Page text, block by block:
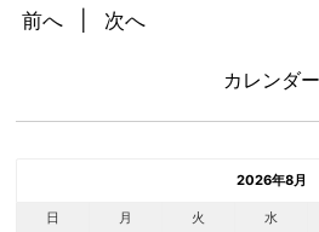
前へ 次へ
カレンダー
2026年8月
日 月 火 水